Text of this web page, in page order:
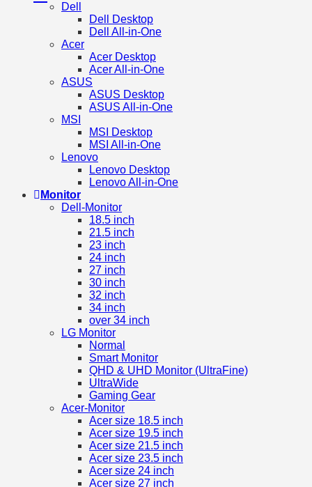
Dell
Dell Desktop
Dell All-in-One
Acer
Acer Desktop
Acer All-in-One
ASUS
ASUS Desktop
ASUS All-in-One
MSI
MSI Desktop
MSI All-in-One
Lenovo
Lenovo Desktop
Lenovo All-in-One
Monitor
Dell-Monitor
18.5 inch
21.5 inch
23 inch
24 inch
27 inch
30 inch
32 inch
34 inch
over 34 inch
LG Monitor
Normal
Smart Monitor
QHD & UHD Monitor (UltraFine)
UltraWide
Gaming Gear
Acer-Monitor
Acer size 18.5 inch
Acer size 19.5 inch
Acer size 21.5 inch
Acer size 23.5 inch
Acer size 24 inch
Acer size 27 inch